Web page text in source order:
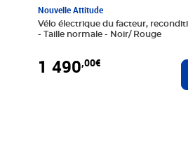
Nouvelle Attitude
Vélo électrique du facteur,
- Taille normale - Noir/ Rouge
1 490,00€